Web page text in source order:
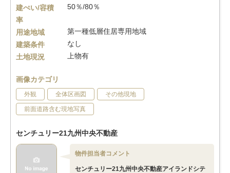
建ぺい/容積
率
50％/80％
用途地域
第一種低層住居専用地域
建築条件
なし
土地現況
上物有
画像カテゴリ
外観 全体区画図 その他現地
前面道路含む現地写真
センチュリー21九州中央不動産
物件担当者コメント
センチュリー21九州中央不動産アイランドシテ